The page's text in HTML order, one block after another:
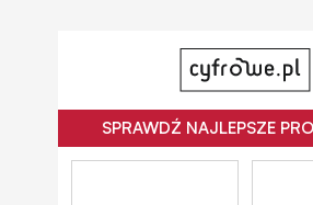
SPRAWDŹ NAJLEPSZE